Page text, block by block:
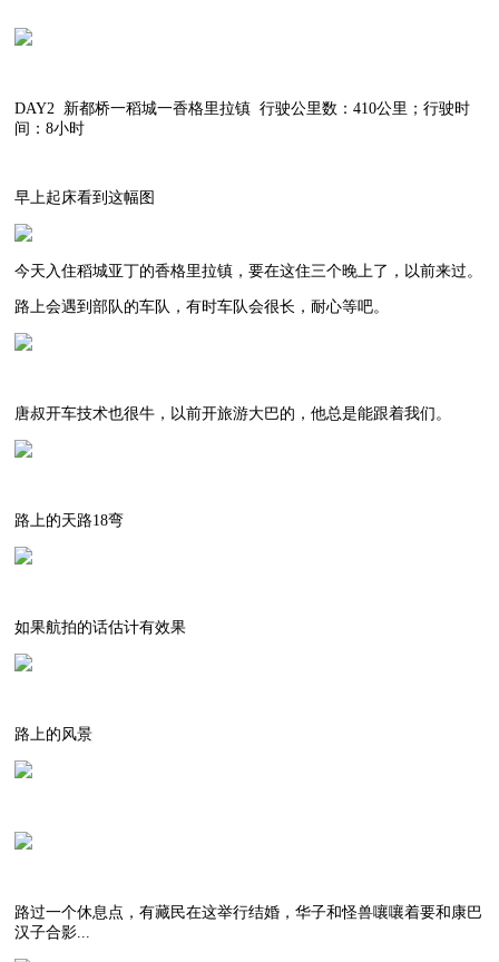
DAY2 新都桥一稻城一香格里拉镇 行驶公里数：410公里；行驶时
间：8小时
早上起床看到这幅图
今天入住稻城亚丁的香格里拉镇，要在这住三个晚上了，以前来过。
路上会遇到部队的车队，有时车队会很长，耐心等吧。
唐叔开车技术也很牛，以前开旅游大巴的，他总是能跟着我们。
路上的天路18弯
如果航拍的话估计有效果
路上的风景
路过一个休息点，有藏民在这举行结婚，华子和怪兽嚷嚷着要和康巴
汉子合影...